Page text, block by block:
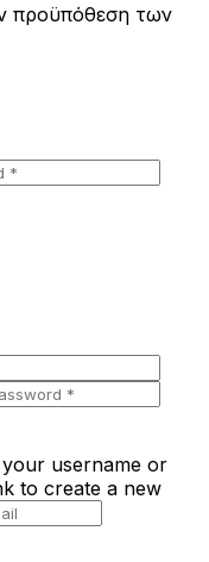
προϋπόθεση των
username or
to create a new